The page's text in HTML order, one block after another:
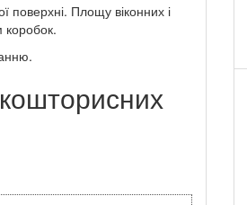
Площу віконних і
коробок.